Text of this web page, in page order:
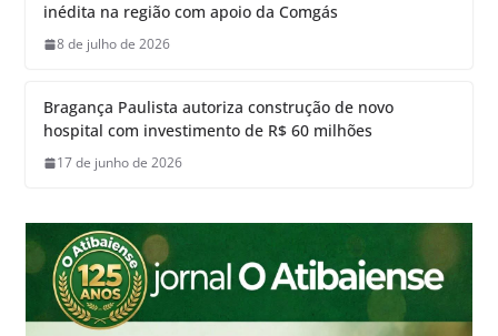
inédita na região com apoio da Comgás
8 de julho de 2026
Bragança Paulista autoriza construção de novo
hospital com investimento de R$ 60 milhões
17 de junho de 2026